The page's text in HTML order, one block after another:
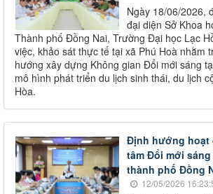
Ngày 18/06/2026,
đại diện Sở Khoa
Thành phố Đồng Nai, Trường Đại học Lạc
việc, khảo sát thực tế tại xã Phú Hoà nhằm
hướng xây dựng Không gian Đổi mới sáng
mô hình phát triển du lịch sinh thái, du lịch
Hòa.
Định hướng hoạt
tâm Đổi mới
thành phố Đồng
12/05/2026